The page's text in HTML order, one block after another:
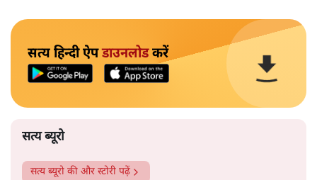
सत्य हिन्दी ऐपडाउनलोडकरें
सत्य ब्यूरो
सत्य ब्यूरो की और स्टोरी पढ़ें